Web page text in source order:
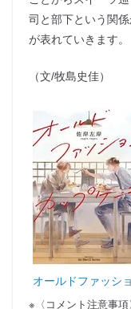
司と部下という関
が表れていきます。
（文/牧島史佳）
オールドファッシ
※〈コメント注意事